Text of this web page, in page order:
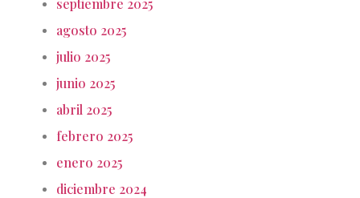
agosto 2025
julio 2025
junio 2025
abril 2025
febrero 2025
enero 2025
diciembre 2024